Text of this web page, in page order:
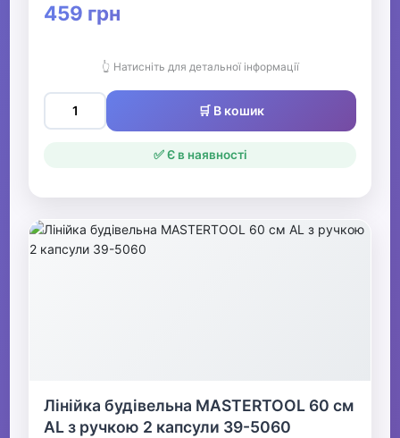
Книги
Друкована продукція
▶
Стенди для школи
459 грн
👆 Натисніть для детальної інформації
🛒 В кошик
✅ Є в наявності
Лінійка будівельна MASTERTOOL 60 см
AL з ручкою 2 капсули 39-5060